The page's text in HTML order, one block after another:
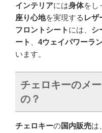
インテリアには身体をし
座り心地を実現する レザ
フロントシート には、 シ
ート
4ウェイパワーラ
います。
チェロキーのメ
の？
チェロキーの国内販売は、